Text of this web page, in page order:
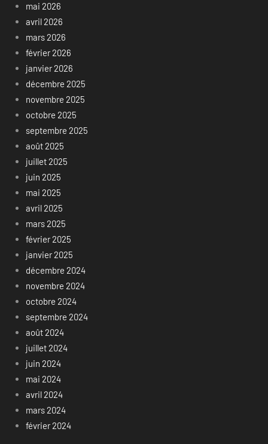
mai 2026
avril 2026
mars 2026
février 2026
janvier 2026
décembre 2025
novembre 2025
octobre 2025
septembre 2025
août 2025
juillet 2025
juin 2025
mai 2025
avril 2025
mars 2025
février 2025
janvier 2025
décembre 2024
novembre 2024
octobre 2024
septembre 2024
août 2024
juillet 2024
juin 2024
mai 2024
avril 2024
mars 2024
février 2024